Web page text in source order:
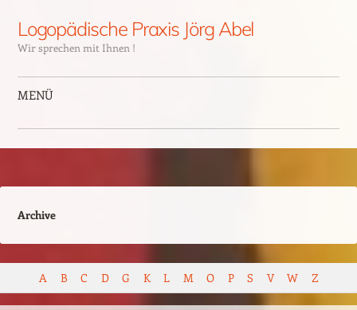
Logopädische Praxis Jörg Abel
Wir sprechen mit Ihnen !
MENÜ
Archive
A B C D G K L M O P S V W Z